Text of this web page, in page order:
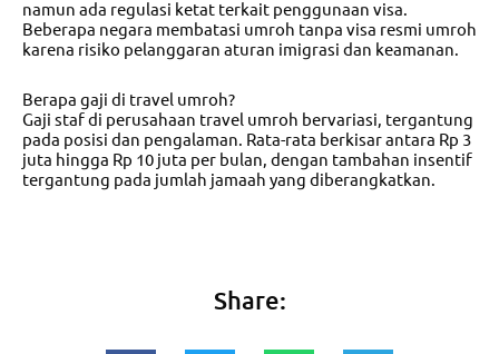
namun ada regulasi ketat terkait penggunaan visa.
Beberapa negara membatasi umroh tanpa visa resmi umroh
karena risiko pelanggaran aturan imigrasi dan keamanan.
Berapa gaji di travel umroh?
Gaji staf di perusahaan travel umroh bervariasi, tergantung
pada posisi dan pengalaman. Rata-rata berkisar antara Rp 3
juta hingga Rp 10 juta per bulan, dengan tambahan insentif
tergantung pada jumlah jamaah yang diberangkatkan.
Share: